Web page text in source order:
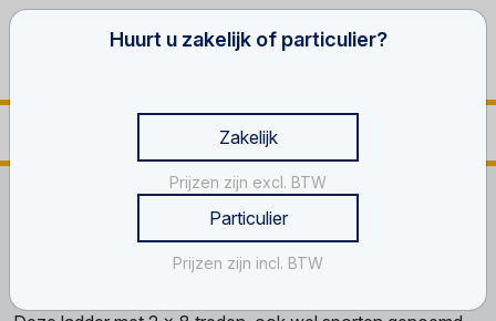
Verkoop Ladders Ladder 2 x 8 treden
Ladder 2 x 8 treden
Huurt u zakelijk of particulier?
Zakelijk
Prijzen zijn excl. BTW
Particulier
Prijzen zijn incl. BTW